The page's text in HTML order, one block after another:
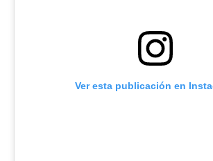
Ver esta publicación en